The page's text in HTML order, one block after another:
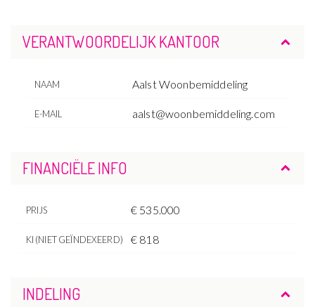
VERANTWOORDELIJK KANTOOR
NAAM Aalst Woonbemiddeling
E-MAIL aalst@woonbemiddeling.com
FINANCIËLE INFO
PRIJS € 535.000
KI (NIET GEÏNDEXEERD) € 818
INDELING